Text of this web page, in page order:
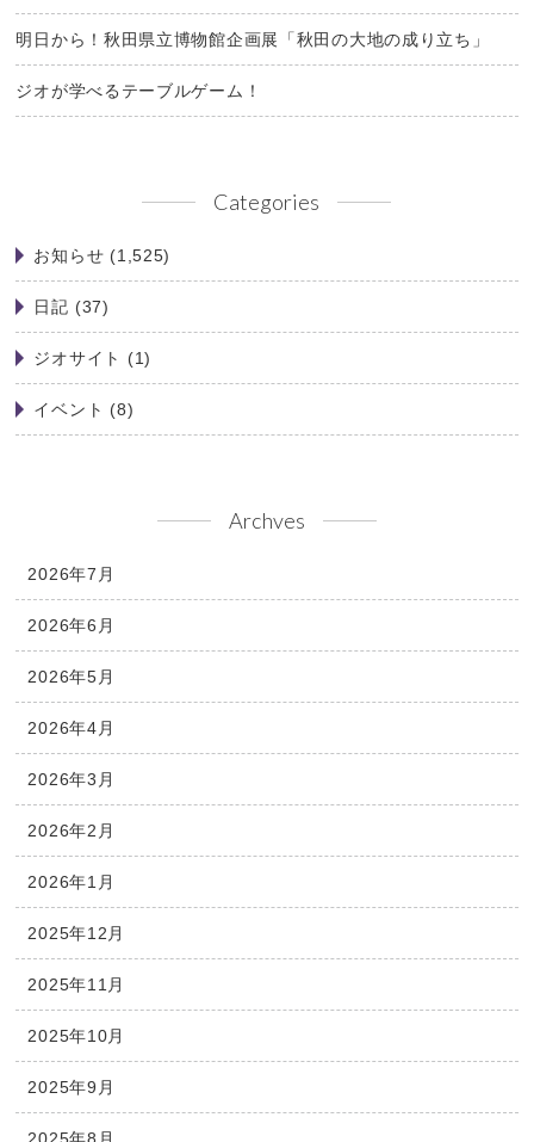
明日から！秋田県立博物館企画展「秋田の大地の成り立ち」
ジオが学べるテーブルゲーム！
Categories
お知らせ (1,525)
日記 (37)
ジオサイト (1)
イベント (8)
Archves
2026年7月
2026年6月
2026年5月
2026年4月
2026年3月
2026年2月
2026年1月
2025年12月
2025年11月
2025年10月
2025年9月